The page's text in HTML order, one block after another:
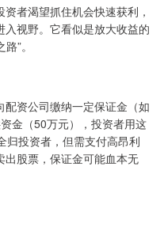
者渴望抓住机会快速获利，
视野。它看似是放大收益的
”。
资公司缴纳一定保证金（如
金（50万元），投资者用这
归投资者，但需支付高昂利
股票，保证金可能血本无